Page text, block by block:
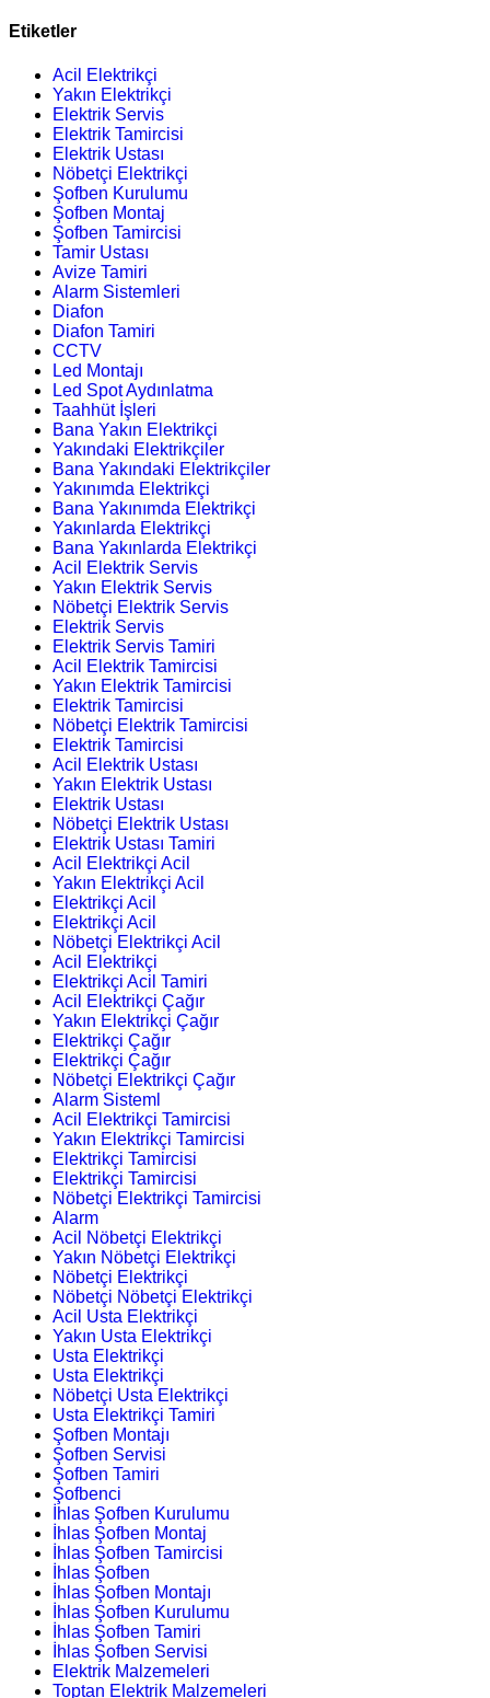
Etiketler
Acil Elektrikçi
Yakın Elektrikçi
Elektrik Servis
Elektrik Tamircisi
Elektrik Ustası
Nöbetçi Elektrikçi
Şofben Kurulumu
Şofben Montaj
Şofben Tamircisi
Tamir Ustası
Avize Tamiri
Alarm Sistemleri
Diafon
Diafon Tamiri
CCTV
Led Montajı
Led Spot Aydınlatma
Taahhüt İşleri
Bana Yakın Elektrikçi
Yakındaki Elektrikçiler
Bana Yakındaki Elektrikçiler
Yakınımda Elektrikçi
Bana Yakınımda Elektrikçi
Yakınlarda Elektrikçi
Bana Yakınlarda Elektrikçi
Acil Elektrik Servis
Yakın Elektrik Servis
Nöbetçi Elektrik Servis
Elektrik Servis
Elektrik Servis Tamiri
Acil Elektrik Tamircisi
Yakın Elektrik Tamircisi
Elektrik Tamircisi
Nöbetçi Elektrik Tamircisi
Elektrik Tamircisi
Acil Elektrik Ustası
Yakın Elektrik Ustası
Elektrik Ustası
Nöbetçi Elektrik Ustası
Elektrik Ustası Tamiri
Acil Elektrikçi Acil
Yakın Elektrikçi Acil
Elektrikçi Acil
Elektrikçi Acil
Nöbetçi Elektrikçi Acil
Acil Elektrikçi
Elektrikçi Acil Tamiri
Acil Elektrikçi Çağır
Yakın Elektrikçi Çağır
Elektrikçi Çağır
Elektrikçi Çağır
Nöbetçi Elektrikçi Çağır
Alarm Sisteml
Acil Elektrikçi Tamircisi
Yakın Elektrikçi Tamircisi
Elektrikçi Tamircisi
Elektrikçi Tamircisi
Nöbetçi Elektrikçi Tamircisi
Alarm
Acil Nöbetçi Elektrikçi
Yakın Nöbetçi Elektrikçi
Nöbetçi Elektrikçi
Nöbetçi Nöbetçi Elektrikçi
Acil Usta Elektrikçi
Yakın Usta Elektrikçi
Usta Elektrikçi
Usta Elektrikçi
Nöbetçi Usta Elektrikçi
Usta Elektrikçi Tamiri
Şofben Montajı
Şofben Servisi
Şofben Tamiri
Şofbenci
İhlas Şofben Kurulumu
İhlas Şofben Montaj
İhlas Şofben Tamircisi
İhlas Şofben
İhlas Şofben Montajı
İhlas Şofben Kurulumu
İhlas Şofben Tamiri
İhlas Şofben Servisi
Elektrik Malzemeleri
Toptan Elektrik Malzemeleri